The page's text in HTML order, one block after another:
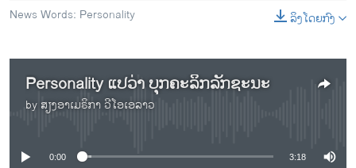
ວີດີໂອ
ສຽງ
ລາຍການກະຈາຍສຽງ
ລິງໂດຍກົງ
News Words: Personality
Personality ແປວ່າ ບຸກຄະລິກລັກຊະນະ
by ສຽງອາເມຣິກາ ວີໂອເອລາວ
No media source currently available
0:00 3:18